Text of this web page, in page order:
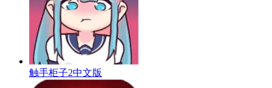
触手柜子2中文版